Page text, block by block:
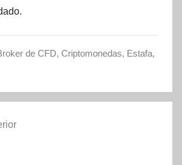
de CFD, Criptomonedas, Estafa,